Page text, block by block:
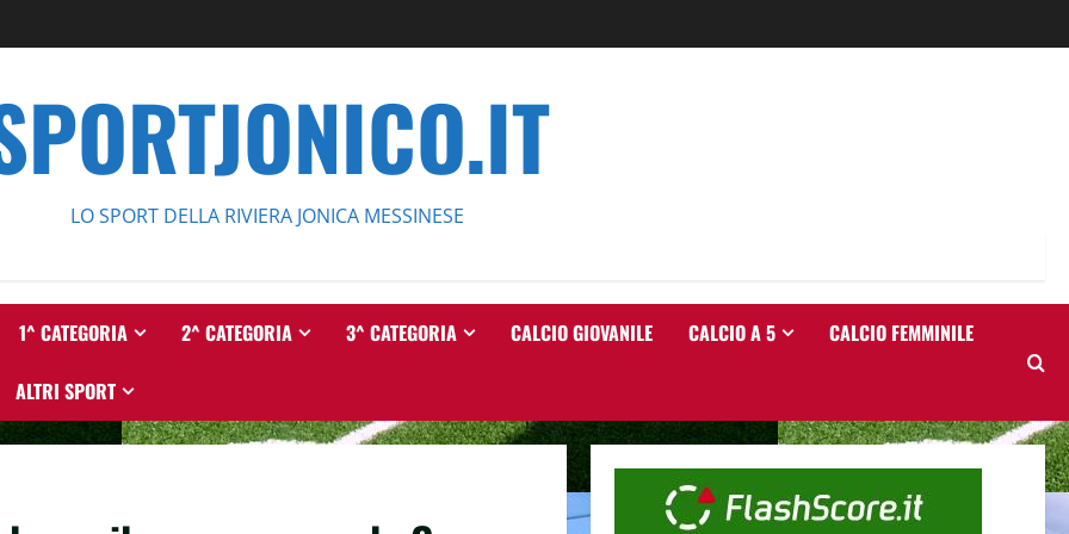
LO SPORT DELLA RIVIERA JONICA MESSINESE
1^ CATEGORIA 2^ CATEGORIA 3^ CATEGORIA CALCIO GIOVANILE CALCIO A 5 CALCIO FEMMINILE
ALTRI SPORT